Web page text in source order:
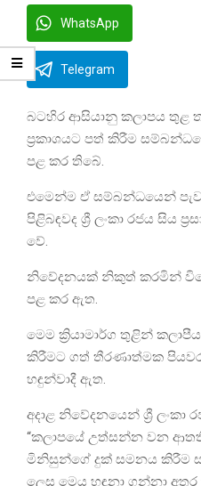
WhatsApp
Telegram
බටහිර ආසියානු කලාපය තුළ
ප්‍රකාශයට පත් කිරීම
පළ කර තිබේ.
එමෙන්ම ඒ සම්බන්ධයෙන්
පිළිබඳවද ශ්‍රී ලංකා රජය සිය
වේ.
නිවේදනයක් නිකුත් කරමින්
පළ කර ඇත.
මෙම ක්‍රියාමාර්ග තුළින්
කිරීමට ගත් තීරණාත්මක
හඳුන්වාදී ඇත.
අදාළ නිවේදනයෙන් ශ්‍රී
“කලාපයේ උත්සන්න වන
මිනිසුන්ගේ දුක් සමනය කිරීම
ලෙස මෙය හඳුනා ගන්නා